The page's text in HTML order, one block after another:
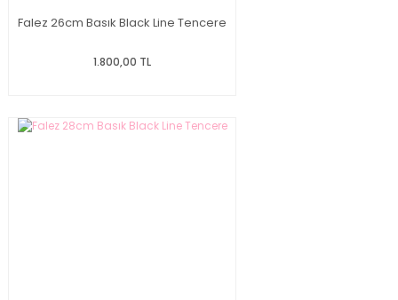
Falez 26cm Basık Black Line Tencere
1.800,00 TL